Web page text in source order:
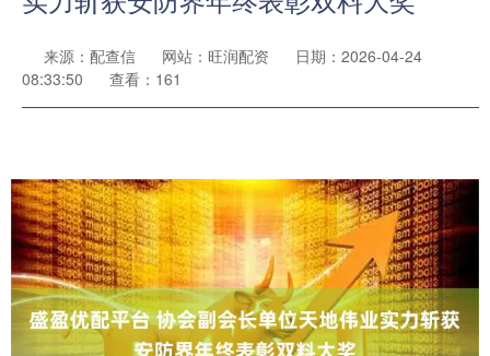
来源：配查信 网站：旺润配资
日期：2026-04-24
08:33:50
查看：161